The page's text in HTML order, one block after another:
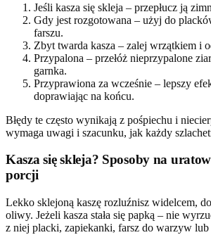
Jeśli kasza się skleja – przepłucz ją
Gdy jest rozgotowana – użyj do
farszu.
Zbyt twarda kasza – zalej wrzątkiem i
Przypalona – przełóż nieprzypalone
garnka.
Przyprawiona za wcześnie – lepszy
doprawiając na końcu.
Błędy te często wynikają z pośpiechu i
wymaga uwagi i szacunku, jak każdy
Kasza się skleja? Sposoby na
porcji
Lekko sklejoną kaszę rozluźnisz widelcem,
oliwy. Jeżeli kasza stała się papką – nie
z niej placki, zapiekanki, farsz do warzyw lub